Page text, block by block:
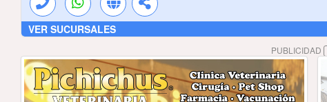
VER SUCURSALES
PUBLICIDAD